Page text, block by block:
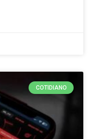
COTIDIANO